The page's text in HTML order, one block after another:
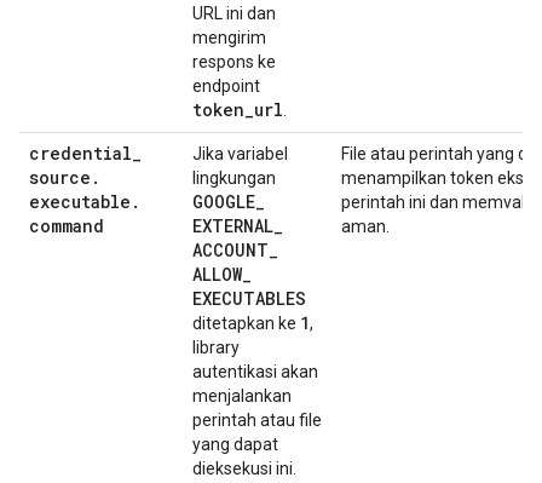
URL ini dan
mengirim
respons ke
endpoint
token_url
credential_
source .
executable .
command
Jika variabel
lingkungan
GOOGLE_
EXTERNAL_
ACCOUNT_
ALLOW_
EXECUTABLES
ditetapkan ke 1,
library
autentikasi akan
menjalankan
perintah atau file
yang dapat
dieksekusi ini.
File atau perintah yang
menampilkan token
perintah ini dan
aman.